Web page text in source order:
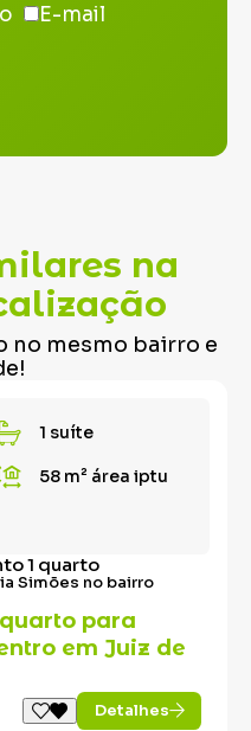
E-mail
na
no mesmo bairro e
1 suíte
58 m² área iptu
1 quarto
Simões no bairro
para
em Juiz de
Detalhes